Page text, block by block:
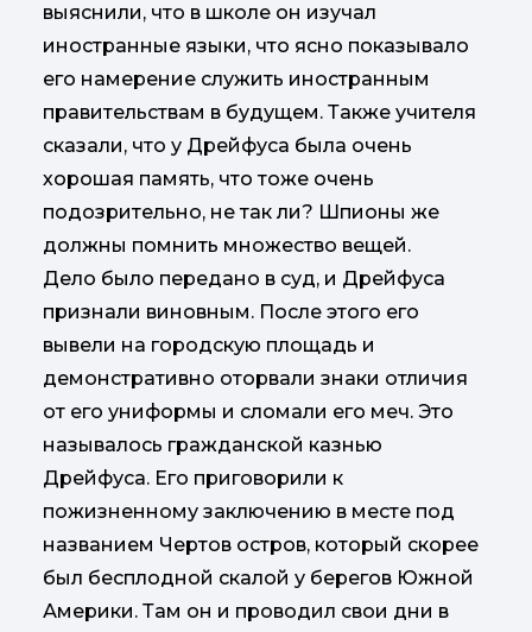
выяснили, что в школе он изучал
иностранные языки, что ясно показывало
его намерение служить иностранным
правительствам в будущем. Также учителя
сказали, что у Дрейфуса была очень
хорошая память, что тоже очень
подозрительно, не так ли? Шпионы же
должны помнить множество вещей.
Дело было передано в суд, и Дрейфуса
признали виновным. После этого его
вывели на городскую площадь и
демонстративно оторвали знаки отличия
от его униформы и сломали его меч. Это
называлось гражданской казнью
Дрейфуса. Его приговорили к
пожизненному заключению в месте под
названием Чертов остров, который скорее
был бесплодной скалой у берегов Южной
Америки. Там он и проводил свои дни в